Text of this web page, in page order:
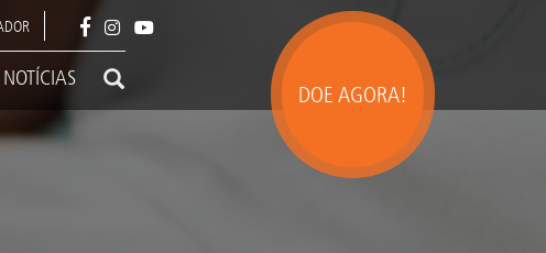
DOE AGORA!
NOTÍCIAS